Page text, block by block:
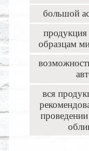
большой
продукция
образцам
вся